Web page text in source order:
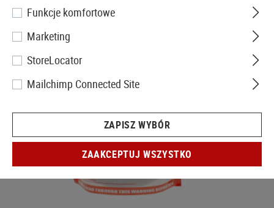
Funkcje komfortowe
Marketing
StoreLocator
Mailchimp Connected Site
ZAPISZ WYBÓR
ZAAKCEPTUJ WSZYSTKO